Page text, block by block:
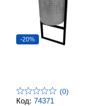
Код: 74371
-20%
(0)